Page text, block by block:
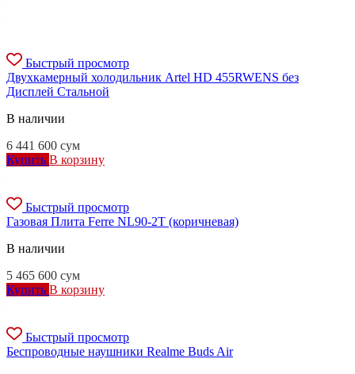
Быстрый просмотр
Двухкамерный холодильник Artel HD 455RWENS без
Дисплей Стальной
В наличии
6 441 600 сум
Купить В корзину
Быстрый просмотр
Газовая Плита Ferre NL90-2T (коричневая)
В наличии
5 465 600 сум
Купить В корзину
Быстрый просмотр
Беспроводные наушники Realme Buds Air